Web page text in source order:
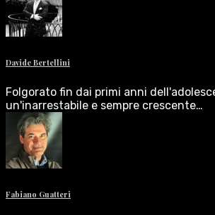
Davide Bertellini
Folgorato fin dai primi anni
un'inarrestabile e sempre crescente…
Fabiano Guatteri